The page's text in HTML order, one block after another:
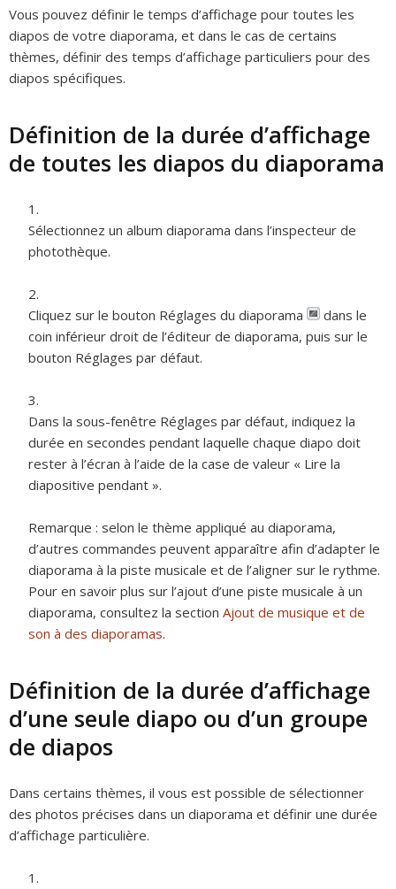
Vous pouvez définir le temps d’affichage pour toutes les
diapos de votre diaporama, et dans le cas de certains
thèmes, définir des temps d’affichage particuliers pour des
diapos spécifiques.
Définition de la durée d’affichage
de toutes les diapos du diaporama
Sélectionnez un album diaporama dans l’inspecteur de
photothèque.
Cliquez sur le bouton Réglages du diaporama
dans le
coin inférieur droit de l’éditeur de diaporama, puis sur le
bouton Réglages par défaut.
Dans la sous-fenêtre Réglages par défaut, indiquez la
durée en secondes pendant laquelle chaque diapo doit
rester à l’écran à l’aide de la case de valeur « Lire la
diapositive pendant ».
Remarque : selon le thème appliqué au diaporama,
d’autres commandes peuvent apparaître afin d’adapter le
diaporama à la piste musicale et de l’aligner sur le rythme.
Pour en savoir plus sur l’ajout d’une piste musicale à un
diaporama, consultez la section Ajout de musique et de
son à des diaporamas.
Définition de la durée d’affichage
d’une seule diapo ou d’un groupe
de diapos
Dans certains thèmes, il vous est possible de sélectionner
des photos précises dans un diaporama et définir une durée
d’affichage particulière.